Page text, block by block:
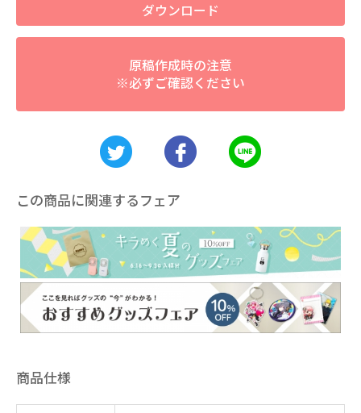
ダウンロード
原稿作成時の注意
※必ずご確認ください
この商品に関連するフェア
商品仕様